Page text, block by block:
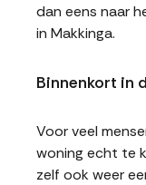
dan eens naar
in Makkinga.
Binnenkort in
Voor veel
woning echt te
zelf ook weer